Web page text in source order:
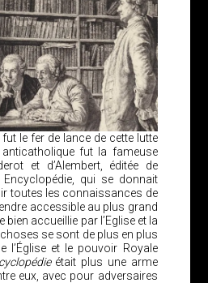
fut le fer de lance de cette lutte
fut la fameuse
et d’Alembert, éditée de
qui se donnait
toutes les connaissances de
accessible au plus grand
bien accueillie par l’Eglise et la
se sont de plus en plus
l’Église et le pouvoir Royale
était plus une arme
eux, avec pour adversaires